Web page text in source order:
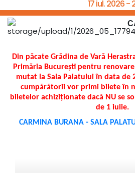
17 iul. 2026 -
Din păcate Grădina de Vară
Primăria București pentru
mutat la Sala Palatului în data de
cumpărătorii vor primi bilete în
biletelor achiziționate dacă NU se
de 1 iulie.
CARMINA BURANA - SALA